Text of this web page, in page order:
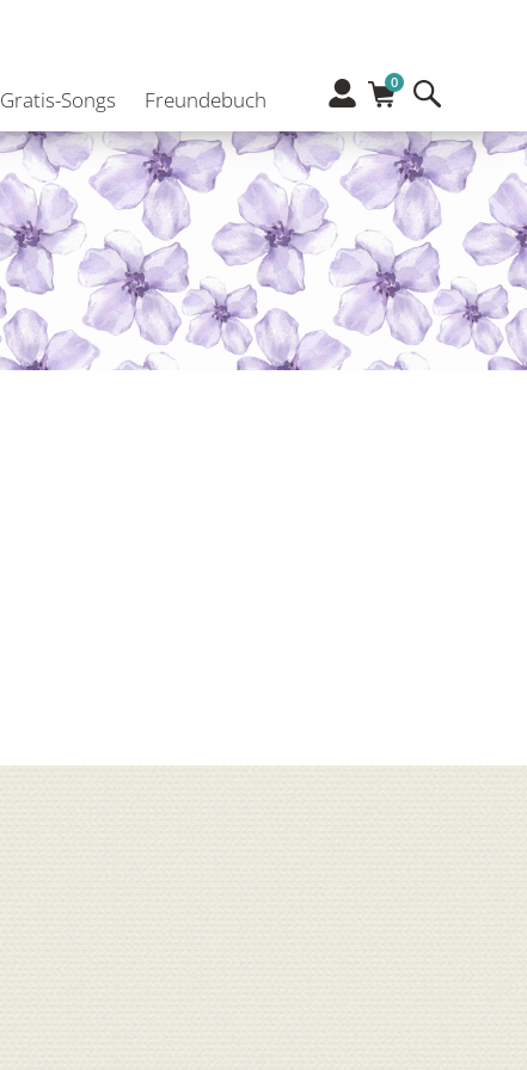
Gratis-Songs Freundebuch
0